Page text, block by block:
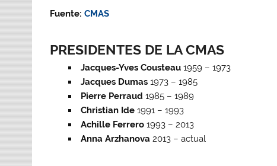
Fuente:CMAS
PRESIDENTES DE LA CMAS
Jacques-Yves Cousteau1959 – 1973
Jacques Dumas1973 – 1985
Pierre Perraud 1985 – 1989
Christian Ide1991 – 1993
Achille Ferrero1993 – 2013
Anna Arzhanova2013 – actual